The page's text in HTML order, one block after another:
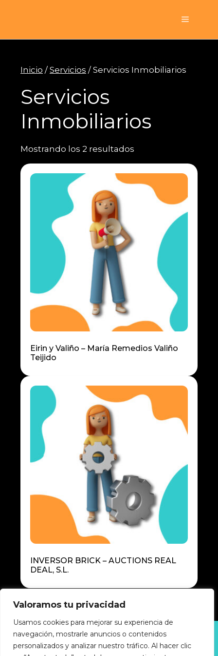
Valoramos tu privacidad
Usamos cookies para mejorar su experiencia de
navegación, mostrarle anuncios o contenidos
personalizados y analizar nuestro tráfico. Al hacer clic
Menú
Inicio / Servicios / Servicios Inmobiliarios
Servicios
Inmobiliarios
Mostrando los 2 resultados
Eirin y Valiño – María Remedios Valiño
Teijido
INVERSOR BRICK – AUCTIONS REAL
DEAL, S.L.
Política de privacidad
Política de cookies